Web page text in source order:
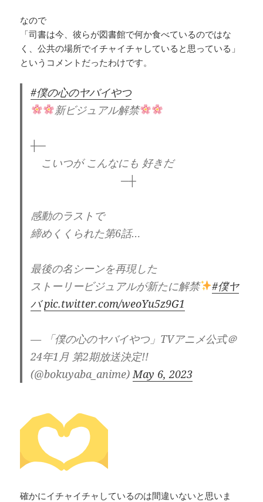
なので
「司書は今、彼らが図書館で何か食べているのではな
く、公共の場所でイチャイチャしていると思っている」
というコメントだったわけです。
#僕の心のヤバイやつ
新ビジュアル解禁
┼─
こいつが こんなにも 好きだ
─┼
感動のラストで
締めくくられた第6話…
最後の名シーンを再現した
ストーリービジュアルが新たに解禁
#僕ヤ
バ pic.twitter.com/weoYu5z9G1
— 「僕の心のヤバイやつ」TVアニメ公式＠
24年1月 第2期放送決定!!
(@bokuyaba_anime) May 6, 2023
確かにイチャイチャしているのは間違いないと思いま